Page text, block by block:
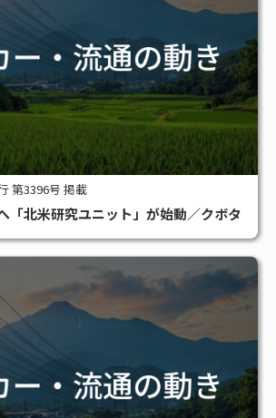
第3396号 掲載
「北米研究ユニット」が始動／クボタ